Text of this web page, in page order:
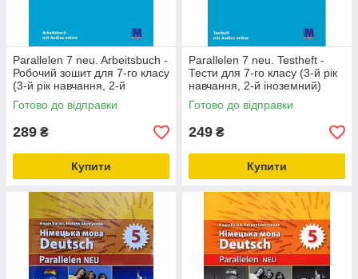
Parallelen 7 neu. Arbeitsbuch -
Робочий зошит для 7-го класу
(3-й рік навчання, 2-й
іноземний)
Готово до відправки
289 ₴
Купити
Parallelen 7 neu. Testheft -
Тести для 7-го класу (3-й рік
навчання, 2-й іноземний)
Готово до відправки
249 ₴
Купити